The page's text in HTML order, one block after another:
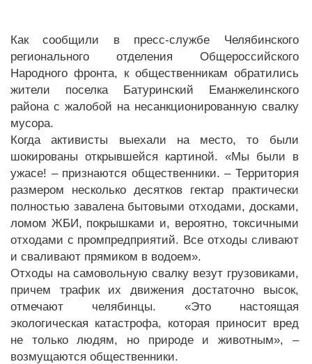
Как сообщили в пресс-службе Челябинского
регионального отделения Общероссийского
Народного фронта, к общественникам обратились
жители поселка Батуринский Еманжелинского
района с жалобой на несанкционированную свалку
мусора.
Когда активисты выехали на место, то были
шокированы открывшейся картиной. «Мы были в
ужасе! – признаются общественники. – Территория
размером несколько десятков гектар практически
полностью завалена бытовыми отходами, досками,
ломом ЖБИ, покрышками и, вероятно, токсичными
отходами с промпредприятий. Все отходы сливают
и сваливают прямиком в водоем».
Отходы на самовольную свалку везут грузовиками,
причем трафик их движения достаточно высок,
отмечают челябинцы. «Это настоящая
экологическая катастрофа, которая приносит вред
не только людям, но природе и животным», –
возмущаются общественники.